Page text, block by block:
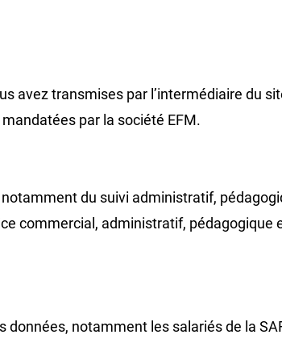
avez transmises par l’intermédiaire du
par la société EFM.
du suivi administratif,
commercial, administratif, pédagogique
notamment les salariés de la